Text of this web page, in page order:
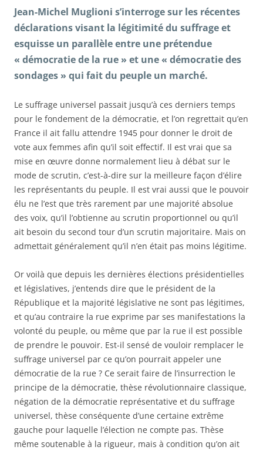
Jean-Michel Muglioni s’interroge sur les récentes
déclarations visant la légitimité du suffrage et
esquisse un parallèle entre une prétendue
« démocratie de la rue » et une « démocratie des
sondages » qui fait du peuple un marché.
Le suffrage universel passait jusqu’à ces derniers temps
pour le fondement de la démocratie, et l’on regrettait qu’en
France il ait fallu attendre 1945 pour donner le droit de
vote aux femmes afin qu’il soit effectif. Il est vrai que sa
mise en œuvre donne normalement lieu à débat sur le
mode de scrutin, c’est-à-dire sur la meilleure façon d’élire
les représentants du peuple. Il est vrai aussi que le pouvoir
élu ne l’est que très rarement par une majorité absolue
des voix, qu’il l’obtienne au scrutin proportionnel ou qu’il
ait besoin du second tour d’un scrutin majoritaire. Mais on
admettait généralement qu’il n’en était pas moins légitime.
Or voilà que depuis les dernières élections présidentielles
et législatives, j’entends dire que le président de la
République et la majorité législative ne sont pas légitimes,
et qu’au contraire la rue exprime par ses manifestations la
volonté du peuple, ou même que par la rue il est possible
de prendre le pouvoir. Est-il sensé de vouloir remplacer le
suffrage universel par ce qu’on pourrait appeler une
démocratie de la rue ? Ce serait faire de l’insurrection le
principe de la démocratie, thèse révolutionnaire classique,
négation de la démocratie représentative et du suffrage
universel, thèse conséquente d’une certaine extrême
gauche pour laquelle l’élection ne compte pas. Thèse
même soutenable à la rigueur, mais à condition qu’on ait